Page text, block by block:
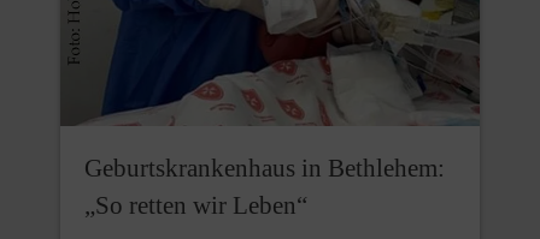
Geburtskrankenhaus in Bethlehem:
„So retten wir Leben“